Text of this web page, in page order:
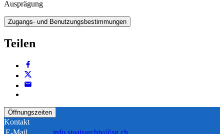
Ausprägung
Zugangs- und Benutzungsbestimmungen
Teilen
Öffnungszeiten
Kontakt